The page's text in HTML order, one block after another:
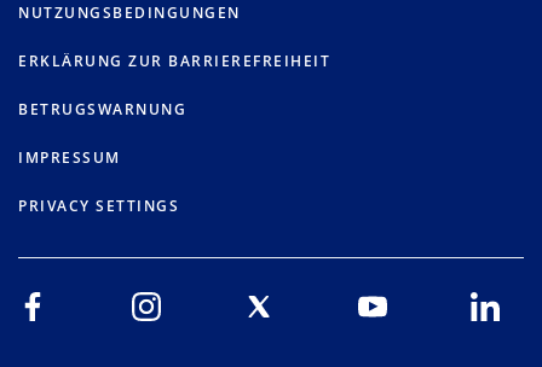
NUTZUNGSBEDINGUNGEN
ERKLÄRUNG ZUR BARRIEREFREIHEIT
BETRUGSWARNUNG
IMPRESSUM
PRIVACY SETTINGS